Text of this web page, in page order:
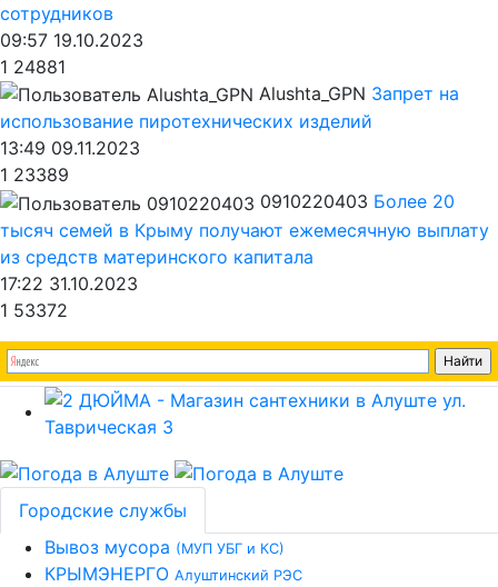
сотрудников
09:57 19.10.2023
1 24881
Alushta_GPN Запрет на
использование пиротехнических изделий
13:49 09.11.2023
1 23389
0910220403 Более 20
тысяч семей в Крыму получают ежемесячную выплату
из средств материнского капитала
17:22 31.10.2023
1 53372
Городские службы
Вывоз мусора (МУП УБГ и КС)
КРЫМЭНЕРГО Алуштинский РЭС